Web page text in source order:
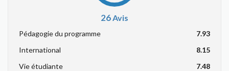
26Avis
Pédagogie du programme
7.93
International
8.15
Vie étudiante
7.48